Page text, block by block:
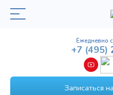
Ежедневно
Записаться
+7 (495)